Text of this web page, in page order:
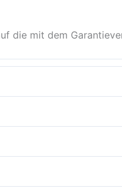
die mit dem